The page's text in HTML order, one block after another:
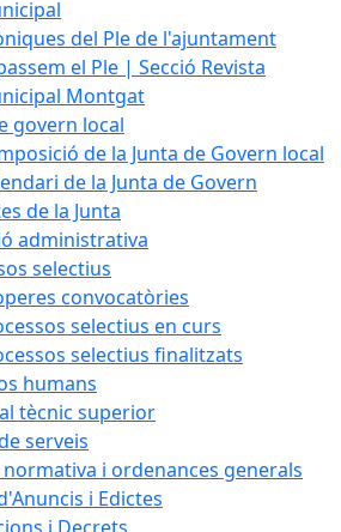
del Ple de l'ajuntament
el Ple | Secció Revista
Montgat
govern local
de la Junta de Govern local
de la Junta de Govern
de la Junta
administrativa
selectius
convocatòries
selectius en curs
selectius finalitzats
humans
tècnic superior
serveis
i ordenances generals
i Edictes